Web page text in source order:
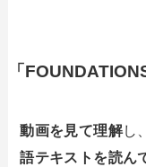
「
動画を見て理解し、
語テキストを読ん